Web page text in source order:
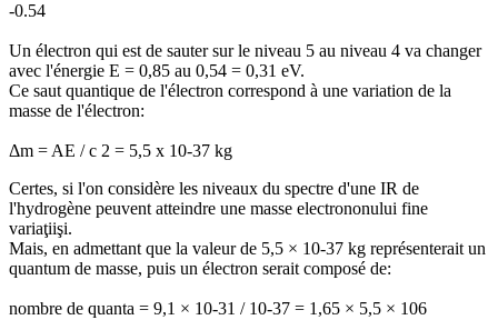
-0.54
Un électron qui est de sauter sur le niveau 5 au niveau 4 va changer
avec l'énergie E = 0,85 au 0,54 = 0,31 eV.
Ce saut quantique de l'électron correspond à une variation de la
masse de l'électron:
Δm = AE / c 2 = 5,5 x 10-37 kg
Certes, si l'on considère les niveaux du spectre d'une IR de
l'hydrogène peuvent atteindre une masse electrononului fine
variaţiişi.
Mais, en admettant que la valeur de 5,5 × 10-37 kg représenterait un
quantum de masse, puis un électron serait composé de:
nombre de quanta = 9,1 × 10-31 / 10-37 = 1,65 × 5,5 × 106